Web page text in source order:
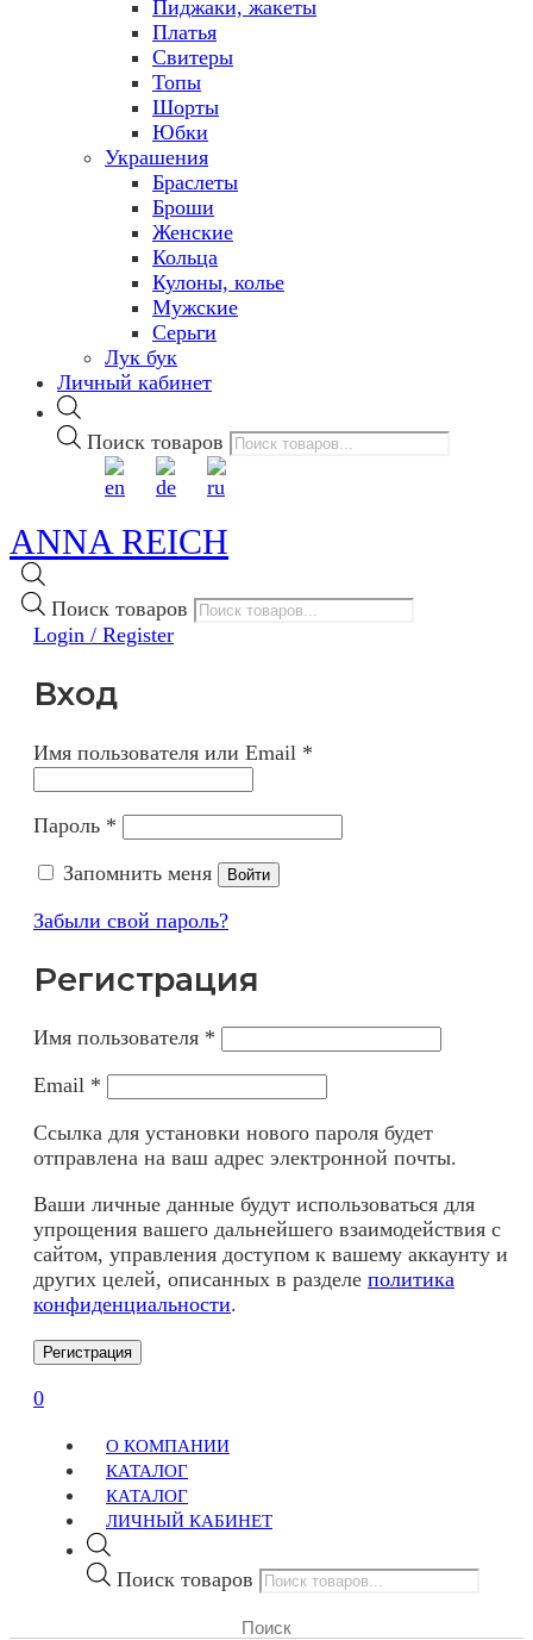
Пиджаки, жакеты
Платья
Свитеры
Топы
Шорты
Юбки
Украшения
Браслеты
Броши
Женские
Кольца
Кулоны, колье
Мужские
Серьги
Лук бук
Личный кабинет
Поиск товаров
ANNA REICH
Поиск товаров
Login / Register
Вход
Имя пользователя или Email *
Пароль *
Запомнить меня
Войти
Забыли свой пароль?
Регистрация
Имя пользователя *
Email *
Ссылка для установки нового пароля будет
отправлена ​​на ваш адрес электронной почты.
Ваши личные данные будут использоваться для
упрощения вашего дальнейшего взаимодействия с
сайтом, управления доступом к вашему аккаунту и
других целей, описанных в разделе политика
конфиденциальности.
Регистрация
0
О КОМПАНИИ
КАТАЛОГ
КАТАЛОГ
ЛИЧНЫЙ КАБИНЕТ
Поиск товаров